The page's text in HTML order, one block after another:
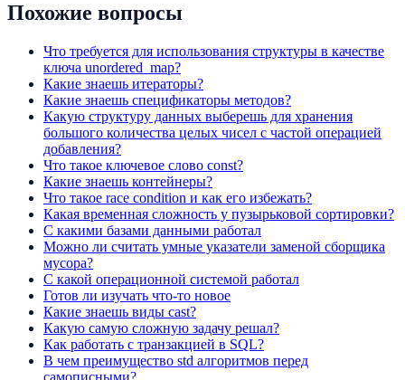
Похожие вопросы
Что требуется для использования структуры в качестве
ключа unordered_map?
Какие знаешь итераторы?
Какие знаешь спецификаторы методов?
Какую структуру данных выберешь для хранения
большого количества целых чисел с частой операцией
добавления?
Что такое ключевое слово const?
Какие знаешь контейнеры?
Что такое race condition и как его избежать?
Какая временная сложность у пузырьковой сортировки?
С какими базами данными работал
Можно ли считать умные указатели заменой сборщика
мусора?
С какой операционной системой работал
Готов ли изучать что-то новое
Какие знаешь виды cast?
Какую самую сложную задачу решал?
Как работать с транзакцией в SQL?
В чем преимущество std алгоритмов перед